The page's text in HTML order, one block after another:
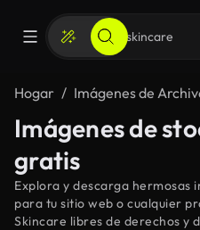
Hogar Imágenes de
Imágenes de
gratis
Explora y descarga hermosas
para tu sitio web o cualquier
Skincare libres de derechos y